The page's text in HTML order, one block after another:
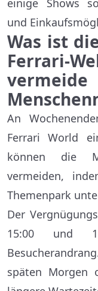
einige Shows
und
Was ist
Ferrari-
An
Ferrari World
können die
vermeiden,
Themenpark
Der
15:00 und
späten Morgen